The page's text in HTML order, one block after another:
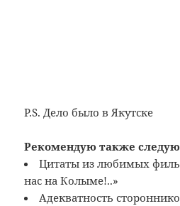
P.S. Дело было в Якутске
Рекомендую также
Цитаты из любимых
нас на Колыме!..»
Адекватность